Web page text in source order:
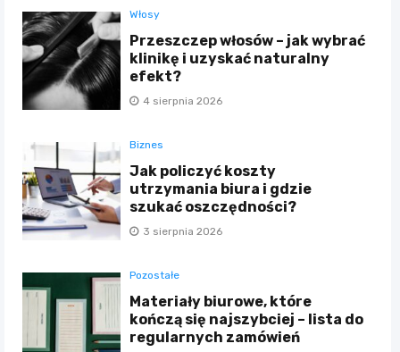
Włosy
Przeszczep włosów – jak wybrać
klinikę i uzyskać naturalny
efekt?
4 sierpnia 2026
Biznes
Jak policzyć koszty
utrzymania biura i gdzie
szukać oszczędności?
3 sierpnia 2026
Pozostałe
Materiały biurowe, które
kończą się najszybciej – lista do
regularnych zamówień